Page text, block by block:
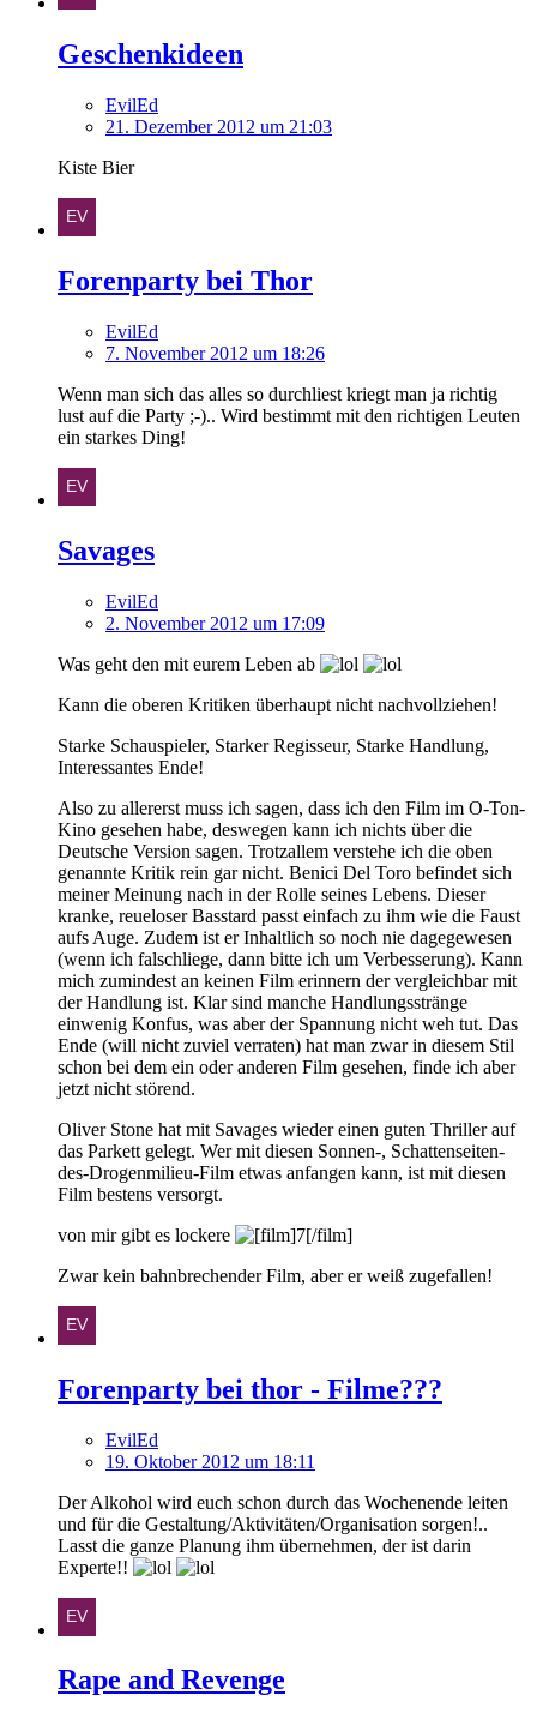
Geschenkideen
EvilEd
21. Dezember 2012 um 21:03
Kiste Bier
Forenparty bei Thor
EvilEd
7. November 2012 um 18:26
Wenn man sich das alles so durchliest kriegt man ja richtig
lust auf die Party ;-).. Wird bestimmt mit den richtigen Leuten
ein starkes Ding!
Savages
EvilEd
2. November 2012 um 17:09
Was geht den mit eurem Leben ab
Kann die oberen Kritiken überhaupt nicht nachvollziehen!
Starke Schauspieler, Starker Regisseur, Starke Handlung,
Interessantes Ende!
Also zu allererst muss ich sagen, dass ich den Film im O-Ton-
Kino gesehen habe, deswegen kann ich nichts über die
Deutsche Version sagen. Trotzallem verstehe ich die oben
genannte Kritik rein gar nicht. Benici Del Toro befindet sich
meiner Meinung nach in der Rolle seines Lebens. Dieser
kranke, reueloser Basstard passt einfach zu ihm wie die Faust
aufs Auge. Zudem ist er Inhaltlich so noch nie dagegewesen
(wenn ich falschliege, dann bitte ich um Verbesserung). Kann
mich zumindest an keinen Film erinnern der vergleichbar mit
der Handlung ist. Klar sind manche Handlungsstränge
einwenig Konfus, was aber der Spannung nicht weh tut. Das
Ende (will nicht zuviel verraten) hat man zwar in diesem Stil
schon bei dem ein oder anderen Film gesehen, finde ich aber
jetzt nicht störend.
Oliver Stone hat mit Savages wieder einen guten Thriller auf
das Parkett gelegt. Wer mit diesen Sonnen-, Schattenseiten-
des-Drogenmilieu-Film etwas anfangen kann, ist mit diesen
Film bestens versorgt.
von mir gibt es lockere
Zwar kein bahnbrechender Film, aber er weiß zugefallen!
Forenparty bei thor - Filme???
EvilEd
19. Oktober 2012 um 18:11
Der Alkohol wird euch schon durch das Wochenende leiten
und für die Gestaltung/Aktivitäten/Organisation sorgen!..
Lasst die ganze Planung ihm übernehmen, der ist darin
Experte!!
Rape and Revenge